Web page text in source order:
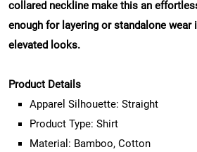
collared neckline make this an
enough for layering or standalone wear
elevated looks.
Product Details
Apparel Silhouette: Straight
Product Type: Shirt
Material: Bamboo, Cotton